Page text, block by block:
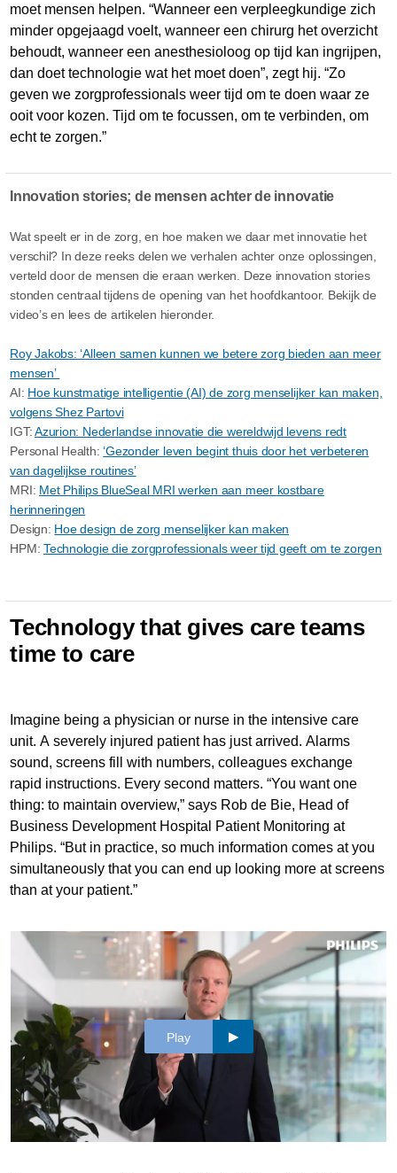
moet mensen helpen. “Wanneer een verpleegkundige zich
minder opgejaagd voelt, wanneer een chirurg het overzicht
behoudt, wanneer een anesthesioloog op tijd kan ingrijpen,
dan doet technologie wat het moet doen”, zegt hij. “Zo
geven we zorgprofessionals weer tijd om te doen waar ze
ooit voor kozen. Tijd om te focussen, om te verbinden, om
echt te zorgen.”
Innovation stories; de mensen achter de innovatie
Wat speelt er in de zorg, en hoe maken we daar met innovatie het
verschil? In deze reeks delen we verhalen achter onze oplossingen,
verteld door de mensen die eraan werken. Deze innovation stories
stonden centraal tijdens de opening van het hoofdkantoor. Bekijk de
video’s en lees de artikelen hieronder.
Roy Jakobs: ‘Alleen samen kunnen we betere zorg bieden aan meer
mensen’
AI: Hoe kunstmatige intelligentie (AI) de zorg menselijker kan maken,
volgens Shez Partovi
IGT:Azurion: Nederlandse innovatie die wereldwijd levens redt
Personal Health:‘Gezonder leven begint thuis door het verbeteren
van dagelijkse routines’
MRI: Met Philips BlueSeal MRI werken aan meer kostbare
herinneringen
Design: Hoe design de zorg menselijker kan maken
HPM:Technologie die zorgprofessionals weer tijd geeft om te zorgen
Technology that gives care teams
time to care
Imagine being a physician or nurse in the intensive care
unit. A severely injured patient has just arrived. Alarms
sound, screens fill with numbers, colleagues exchange
rapid instructions. Every second matters. “You want one
thing: to maintain overview,” says Rob de Bie, Head of
Business Development Hospital Patient Monitoring at
Philips. “But in practice, so much information comes at you
simultaneously that you can end up looking more at screens
than at your patient.”
Play